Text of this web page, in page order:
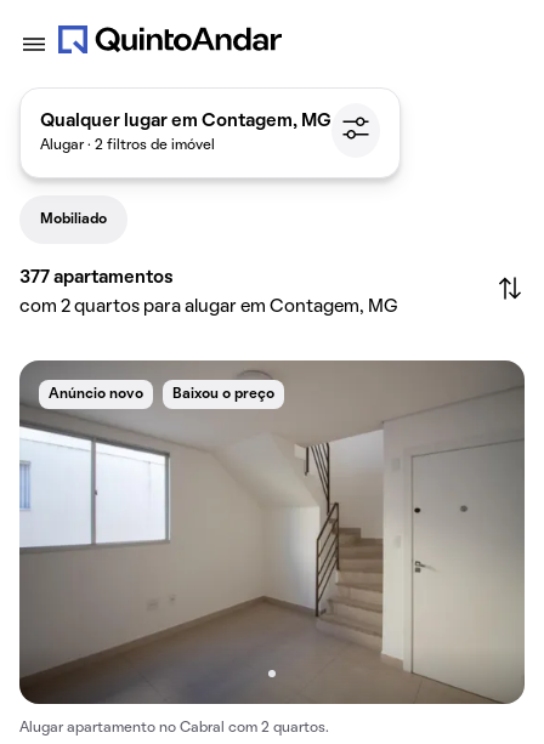
Qualquer lugar em Contagem, MG
Alugar · 2 filtros de imóvel
Mobiliado
377 apartamentos
com 2 quartos para alugar em Contagem, MG
Anúncio novo Baixou o preço
Alugar apartamento no Cabral com 2 quartos.